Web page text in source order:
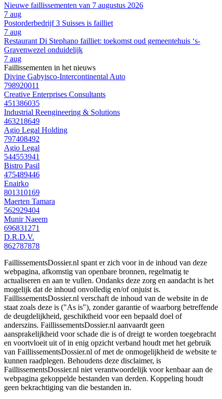
Nieuwe faillissementen van 7 augustus 2026
7 aug
Postorderbedrijf 3 Suisses is failliet
7 aug
Restaurant Di Stephano failliet: toekomst oud gemeentehuis ‘s-
Gravenwezel onduidelijk
7 aug
Faillissementen in het nieuws
Divine Gabyisco-Intercontinental Auto
798920011
Creative Enterprises Consultants
451386035
Industrial Reengineering & Solutions
463218649
Agio Legal Holding
797408492
Agio Legal
544553941
Bistro Pasil
475489446
Enairko
801310169
Maerten Tamara
562929404
Munir Naeem
696831271
D.R.D.V.
862787878
FaillissementsDossier.nl spant er zich voor in de inhoud van deze
webpagina, afkomstig van openbare bronnen, regelmatig te
actualiseren en aan te vullen. Ondanks deze zorg en aandacht is het
mogelijk dat de inhoud onvolledig en/of onjuist is.
FaillissementsDossier.nl verschaft de inhoud van de website in de
staat zoals deze is ("As is"), zonder garantie of waarborg betreffende
de deugdelijkheid, geschiktheid voor een bepaald doel of
anderszins. FaillissementsDossier.nl aanvaardt geen
aansprakelijkheid voor schade die is of dreigt te worden toegebracht
en voortvloeit uit of in enig opzicht verband houdt met het gebruik
van FaillissementsDossier.nl of met de onmogelijkheid de website te
kunnen raadplegen. Behoudens deze disclaimer, is
FaillissementsDossier.nl niet verantwoordelijk voor kenbaar aan de
webpagina gekoppelde bestanden van derden. Koppeling houdt
geen bekrachtiging van die bestanden in.